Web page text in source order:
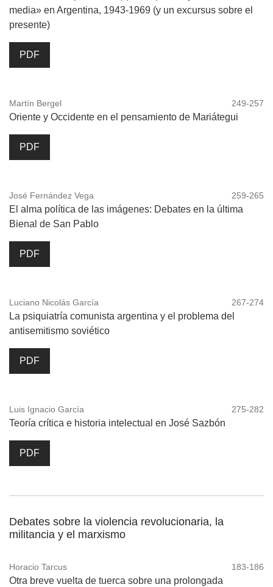
media» en Argentina, 1943-1969 (y un excursus sobre el
presente)
PDF
Martín Bergel 249-257
Oriente y Occidente en el pensamiento de Mariátegui
PDF
José Fernández Vega 259-265
El alma política de las imágenes: Debates en la última
Bienal de San Pablo
PDF
Luciano Nicolás García 267-274
La psiquiatría comunista argentina y el problema del
antisemitismo soviético
PDF
Luis Ignacio García 275-282
Teoría crítica e historia intelectual en José Sazbón
PDF
Debates sobre la violencia revolucionaria, la
militancia y el marxismo
Horacio Tarcus 183-186
Otra breve vuelta de tuerca sobre una prolongada